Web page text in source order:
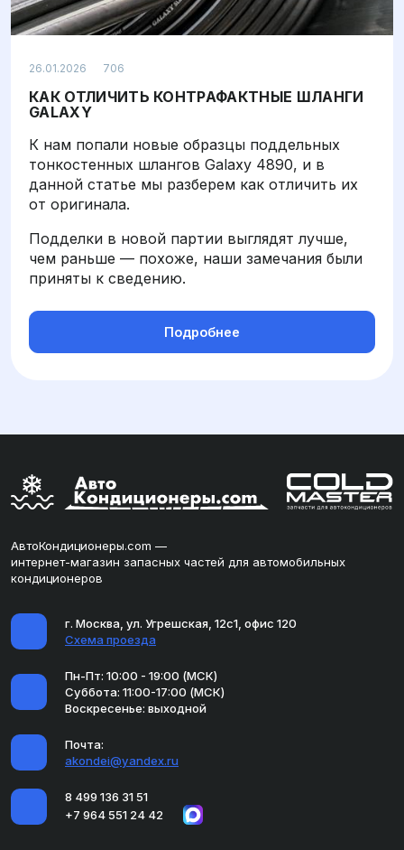
26.01.2026 706
КАК ОТЛИЧИТЬ КОНТРАФАКТНЫЕ ШЛАНГИ
GALAXY
К нам попали новые образцы поддельных
тонкостенных шлангов Galaxy 4890, и в
данной статье мы разберем как отличить их
от оригинала.
Подделки в новой партии выглядят лучше,
чем раньше — похоже, наши замечания были
приняты к сведению.
Подробнее
АвтоКондиционеры.com —
интернет-магазин запасных частей для автомобильных
кондиционеров
г. Москва, ул. Угрешская, 12с1, офис 120
Схема проезда
Пн-Пт: 10:00 - 19:00 (МСК)
Суббота: 11:00-17:00 (МСК)
Воскресенье: выходной
Почта:
akondei@yandex.ru
8 499 136 31 51
+7 964 551 24 42